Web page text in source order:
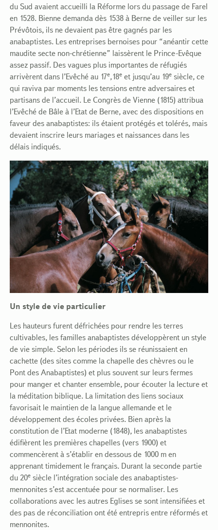
du Sud avaient accueilli la Réforme lors du passage de Farel
en 1528. Bienne demanda dès 1538 à Berne de veiller sur les
Prévôtois, ils ne devaient pas être gagnés par les
anabaptistes. Les entreprises bernoises pour “anéantir cette
maudite secte non-chrétienne” laissèrent le Prince-Evêque
assez passif. Des vagues plus importantes de réfugiés
arrivèrent dans l’Evêché au 17e,18e et jusqu’au 19e siècle, ce
qui raviva par moments les tensions entre adversaires et
partisans de l’accueil. Le Congrès de Vienne (1815) attribua
l’Evêché de Bâle à l’Etat de Berne, avec des dispositions en
faveur des anabaptistes: ils étaient protégés et tolérés, mais
devaient inscrire leurs mariages et naissances dans les
délais indiqués.
Un style de vie particulier
Les hauteurs furent défrichées pour rendre les terres
cultivables, les familles anabaptistes développèrent un style
de vie simple. Selon les périodes ils se réunissaient en
cachette (des sites comme la chapelle des chèvres ou le
Pont des Anabaptistes) et plus souvent sur leurs fermes
pour manger et chanter ensemble, pour écouter la lecture et
la méditation biblique. La limitation des liens sociaux
favorisait le maintien de la langue allemande et le
développement des écoles privées. Bien après la
constitution de l’Etat moderne (1848), les anabaptistes
édifièrent les premières chapelles (vers 1900) et
commencèrent à s’établir en dessous de 1000 m en
apprenant timidement le français. Durant la seconde partie
du 20e siècle l’intégration sociale des anabaptistes-
mennonites s’est accentuée pour se normaliser. Les
collaborations avec les autres Eglises se sont intensifiées et
des pas de réconciliation ont été entrepris entre réformés et
mennonites.